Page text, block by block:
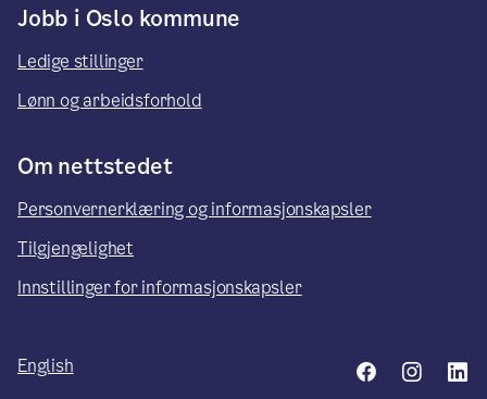
Jobb i Oslo kommune
Ledige stillinger
Lønn og arbeidsforhold
Om nettstedet
Personvernerklæring og informasjonskapsler
Tilgjengelighet
Innstillinger for informasjonskapsler
English Facebook